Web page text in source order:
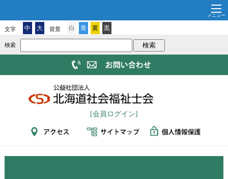
文字 中 大 背景 白 青 黄 黒
検索
[会員ログイン]